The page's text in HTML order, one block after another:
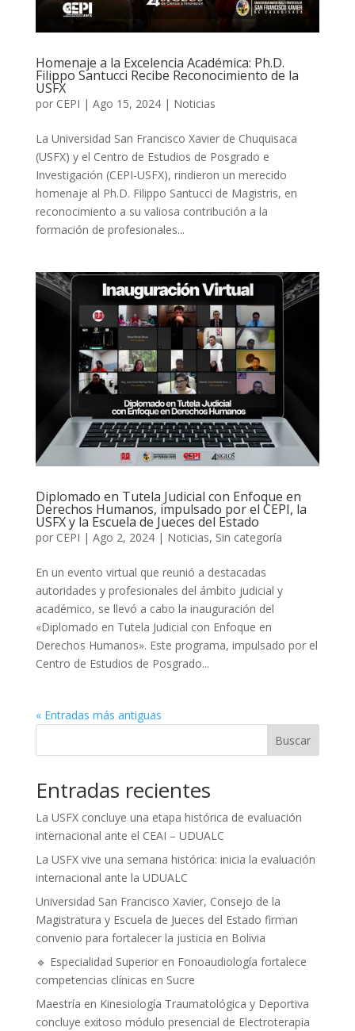
Homenaje a la Excelencia Académica: Ph.D.
Filippo Santucci Recibe Reconocimiento de la
USFX
por CEPI | Ago 15, 2024| Noticias
La Universidad San Francisco Xavier de Chuquisaca
(USFX) y el Centro de Estudios de Posgrado e
Investigación (CEPI-USFX), rindieron un merecido
homenaje al Ph.D. Filippo Santucci de Magistris, en
reconocimiento a su valiosa contribución a la
formación de profesionales...
Diplomado en Tutela Judicial con Enfoque en
Derechos Humanos, impulsado por el CEPI, la
USFX y la Escuela de Jueces del Estado
por CEPI | Ago 2, 2024| Noticias, Sin categoría
En un evento virtual que reunió a destacadas
autoridades y profesionales del ámbito judicial y
académico, se llevó a cabo la inauguración del
«Diplomado en Tutela Judicial con Enfoque en
Derechos Humanos». Este programa, impulsado por el
Centro de Estudios de Posgrado...
« Entradas más antiguas
Buscar
Entradas recientes
La USFX concluye una etapa histórica de evaluación
internacional ante el CEAI – UDUALC
La USFX vive una semana histórica: inicia la evaluación
internacional ante la UDUALC
Universidad San Francisco Xavier, Consejo de la
Magistratura y Escuela de Jueces del Estado firman
convenio para fortalecer la justicia en Bolivia
🔹 Especialidad Superior en Fonoaudiología fortalece
competencias clínicas en Sucre
Maestría en Kinesiología Traumatológica y Deportiva
concluye exitoso módulo presencial de Electroterapia